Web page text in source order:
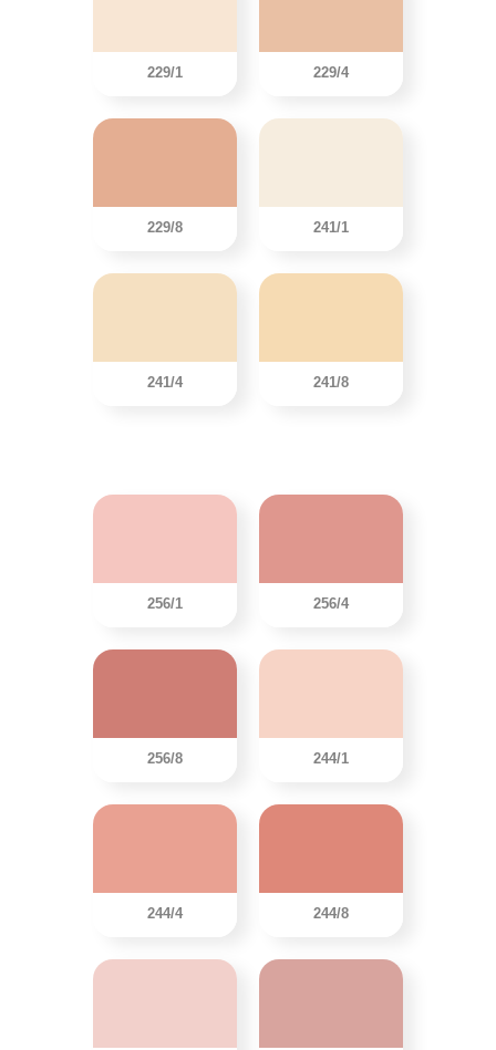
229/1 229/4
229/8 241/1
241/4 241/8
256/1 256/4
256/8 244/1
244/4 244/8